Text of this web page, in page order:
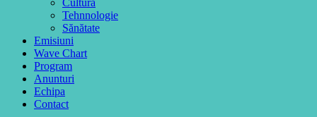
Cultură
Tehnnologie
Sănătate
Emisiuni
Wave Chart
Program
Anunturi
Echipa
Contact